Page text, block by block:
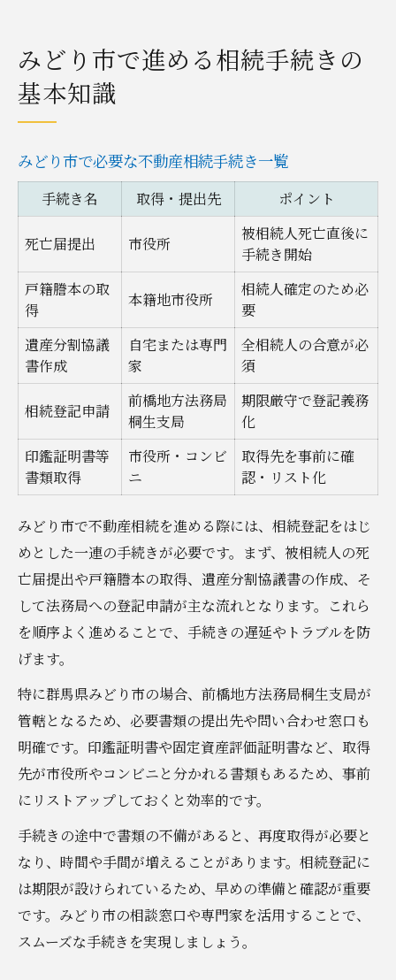
みどり市で進める相続手続きの
基本知識
みどり市で必要な不動産相続手続き一覧
手続き名 取得・提出先 ポイント
死亡届提出 市役所
被相続人死亡直後に
手続き開始
戸籍謄本の取
得
本籍地市役所
相続人確定のため必
要
遺産分割協議
書作成
自宅または専門
家
全相続人の合意が必
須
相続登記申請
前橋地方法務局
桐生支局
期限厳守で登記義務
化
印鑑証明書等
書類取得
市役所・コンビ
ニ
取得先を事前に確
認・リスト化
みどり市で不動産相続を進める際には、相続登記をはじ
めとした一連の手続きが必要です。まず、被相続人の死
亡届提出や戸籍謄本の取得、遺産分割協議書の作成、そ
して法務局への登記申請が主な流れとなります。これら
を順序よく進めることで、手続きの遅延やトラブルを防
げます。
特に群馬県みどり市の場合、前橋地方法務局桐生支局が
管轄となるため、必要書類の提出先や問い合わせ窓口も
明確です。印鑑証明書や固定資産評価証明書など、取得
先が市役所やコンビニと分かれる書類もあるため、事前
にリストアップしておくと効率的です。
手続きの途中で書類の不備があると、再度取得が必要と
なり、時間や手間が増えることがあります。相続登記に
は期限が設けられているため、早めの準備と確認が重要
です。みどり市の相談窓口や専門家を活用することで、
スムーズな手続きを実現しましょう。